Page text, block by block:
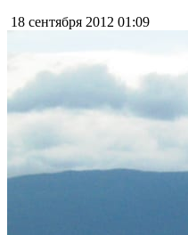
18 сентября 2012 01:09